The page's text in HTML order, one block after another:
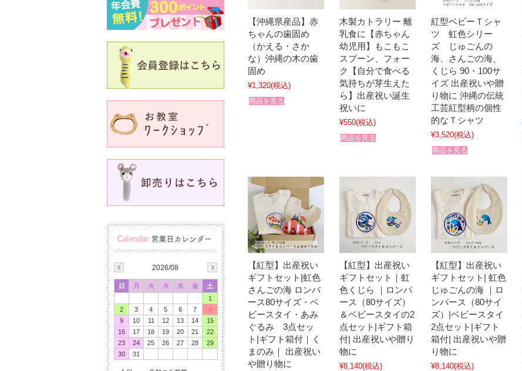
【沖縄県産品】赤
ちゃんの歯固め
（かえる・さか
な）沖縄の木の歯
固め
¥1,320(税込)
商品を見る
木製カトラリー 離
乳食に【赤ちゃん
幼児用】もこもこ
スプーン、フォー
ク【自分で食べる
気持ちが芽生えた
ら】出産祝い誕生
祝いに
¥550(税込)
商品を見る
紅型ベビーＴシャ
ツ 虹色シリー
ズ じゅごんの
海、さんごの海、
くじら 90・100サ
イズ 出産祝いや贈
り物に 沖縄の伝統
工芸紅型柄の個性
的なＴシャツ
¥3,520(税込)
商品を見る
【紅型】出産祝い
ギフトセット|虹色
さんごの海 ロンパ
ース80サイズ・ベ
ビースタイ・あみ
ぐるみ 3点セッ
ト|ギフト箱付｜く
まのみ｜ 出産祝い
や贈り物に
【紅型】出産祝い
ギフトセット｜虹
色くじら ｜ロンパ
ース（80サイズ）
＆ベビースタイの2
点セット|ギフト箱
付| 出産祝いや贈り
物に
¥8,140(税込)
【紅型】出産祝い
ギフトセット| 虹色
じゅごんの海 ｜ロ
ンパース（80サイ
ズ）|ベビースタイ
2点セット|ギフト
箱付| 出産祝いや贈
り物に
¥8,140(税込)
2026/08
日 月 火 水 木 金
土
1
2
3 4 5 6 7
8
9
10 11 12 13 14
15
16
17 18 19 20 21
22
23
24 25 26 27 28
29
30
31